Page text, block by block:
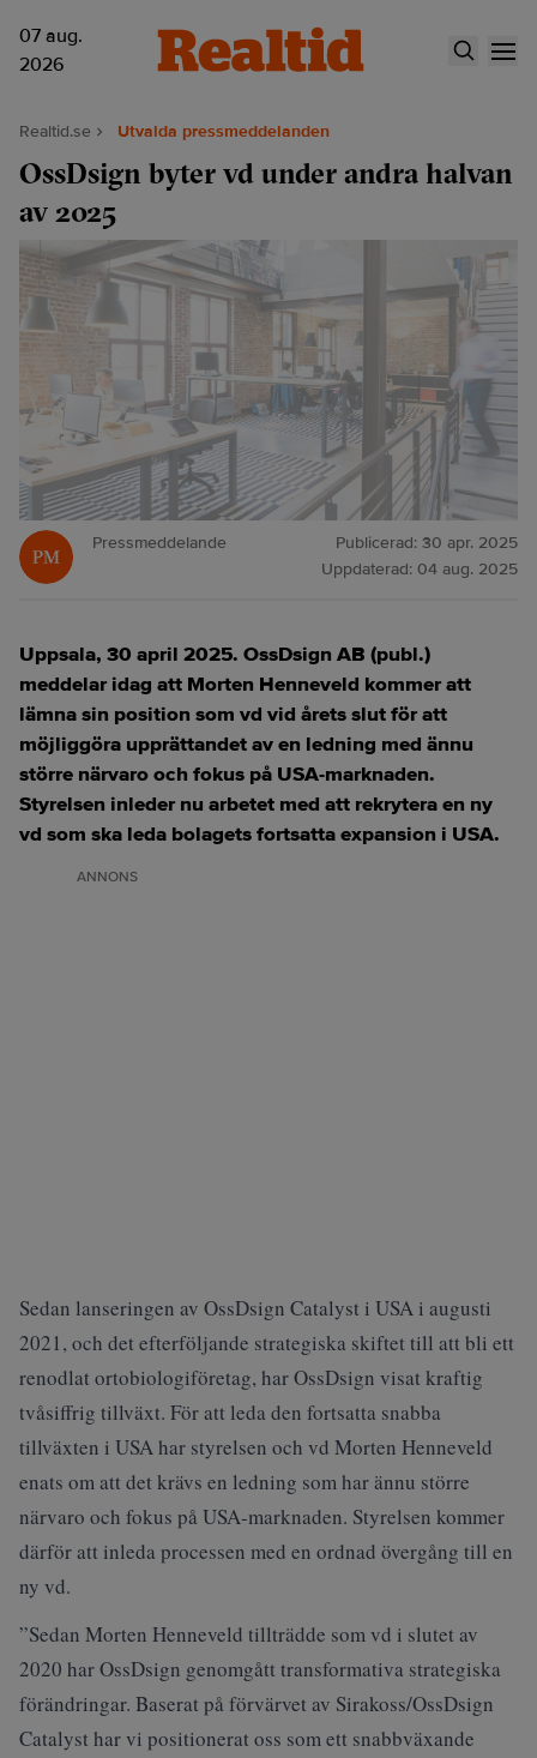
07 aug.
2026
Realtid.se Utvalda pressmeddelanden
OssDsign byter vd under andra halvan
av 2025
Pressmeddelande Publicerad: 30 apr. 2025
Uppdaterad: 04 aug. 2025
Uppsala, 30 april 2025. OssDsign AB (publ.)
meddelar idag att Morten Henneveld kommer att
lämna sin position som vd vid årets slut för att
möjliggöra upprättandet av en ledning med ännu
större närvaro och fokus på USA-marknaden.
Styrelsen inleder nu arbetet med att rekrytera en ny
vd som ska leda bolagets fortsatta expansion i USA.
ANNONS
Sedan lanseringen av OssDsign Catalyst i USA i augusti
2021, och det efterföljande strategiska skiftet till att bli ett
renodlat ortobiologiföretag, har OssDsign visat kraftig
tvåsiffrig tillväxt. För att leda den fortsatta snabba
tillväxten i USA har styrelsen och vd Morten Henneveld
enats om att det krävs en ledning som har ännu större
närvaro och fokus på USA-marknaden. Styrelsen kommer
därför att inleda processen med en ordnad övergång till en
ny vd.
”Sedan Morten Henneveld tillträdde som vd i slutet av
2020 har OssDsign genomgått transformativa strategiska
förändringar. Baserat på förvärvet av Sirakoss/OssDsign
Catalyst har vi positionerat oss som ett snabbväxande